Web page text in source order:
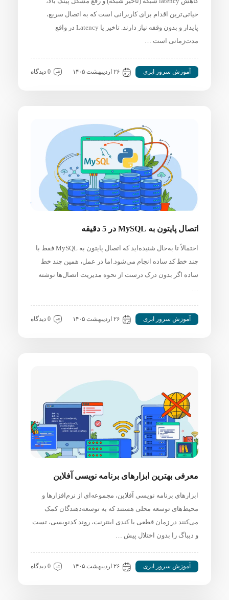
حیاتی‌ترین اقدام برای کاربرانی است که به اتصال سریع،
پایدار و بدون وقفه نیاز دارند. تاخیر یا Latency در واقع
مدت‌زمانی است …
آموزش سرور ابری ۲۶ اردیبهشت ۱۴۰۵ 0 دیدگاه
اتصال پایتون به MySQL در 5 دقیقه
احتمالاً تا به‌حال شنیده‌اید که اتصال پایتون به MySQL فقط با
چند خط کد ساده انجام می‌شود.اما در عمل، همین چند خط
ساده اگر بدون درک درست از نحوه مدیریت اتصال‌ها نوشته
…
آموزش سرور ابری ۲۶ اردیبهشت ۱۴۰۵ 0 دیدگاه
معرفی بهترین ابزارهای برنامه نویسی آفلاین
ابزارهای برنامه نویسی آفلاین، مجموعه‌ای از نرم‌افزارها و
محیط‌های توسعه محلی هستند که به توسعه‌دهندگان کمک
می‌کنند در زمان قطعی یا کندی اینترنت، روند کدنویسی، تست
و دیباگ را بدون اختلال پیش …
آموزش سرور ابری ۲۶ اردیبهشت ۱۴۰۵ 0 دیدگاه